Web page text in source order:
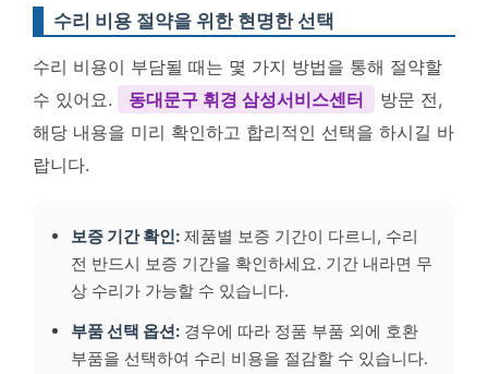
수리 비용 절약을 위한 현명한 선택
수리 비용이 부담될 때는 몇 가지 방법을 통해 절약할
수 있어요.
동대문구 휘경 삼성서비스센터
방문 전,
해당 내용을 미리 확인하고 합리적인 선택을 하시길 바
랍니다.
보증 기간 확인: 제품별 보증 기간이 다르니, 수리
전 반드시 보증 기간을 확인하세요. 기간 내라면 무
상 수리가 가능할 수 있습니다.
부품 선택 옵션: 경우에 따라 정품 부품 외에 호환
부품을 선택하여 수리 비용을 절감할 수 있습니다.